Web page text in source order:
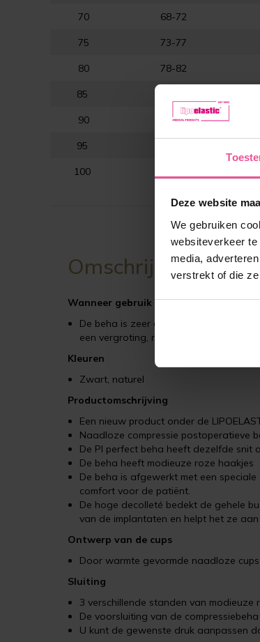
Deze website
We gebruiken
websiteverkeer
media,
verstrekt of die
70 68-72
75 73-77
80 78-82
85
90 88-92
95
100
Omschrijving
Wanneer gebruik ik de PI perfect beha?
De beha is zeer geschikt voor gebruik
een vergroting, reductie,
Kleuren
Zwart, naturel
Productomschrijving
Een nieuw product onder de
Naadloze compressie postoperatieve
De PI perfect beha heeft dezelfde snit
De beha heeft modieuze roze haakjes
De beha is afgewerkt met een
comfort voor de patiënt.
De hoge decolleté bedekt de gehele
van de implantaten en helpt het ze
Ontwerp van de cups
Door warmte gevormde naadloze
Sluiting
3 verschillende standen van
De voorsluiting van de
U kunt de gewenste druk aanpassen